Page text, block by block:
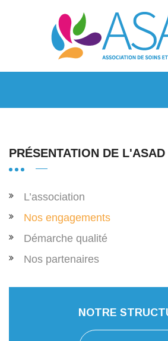
PRÉSENTATION DE L'ASAD
L’association
Nos engagements
Démarche qualité
Nos partenaires
NOTRE